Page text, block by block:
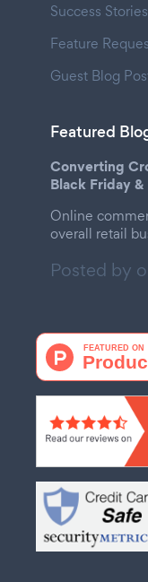
Success Stories
Feature
Guest Blog
Featured
Converting
Black Friday
Online
overall retail
Posted by